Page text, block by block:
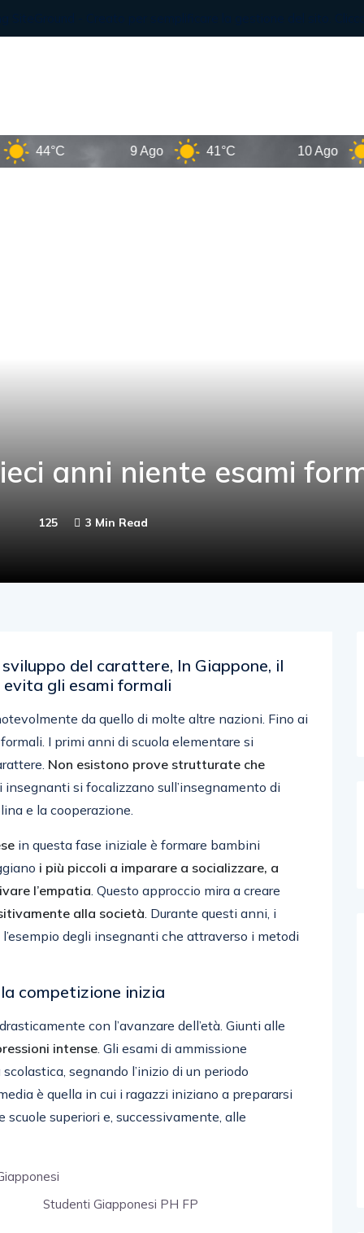
41°C 10 Ago
anni niente esami
125 3 Min Read
del carattere, In Giappone, il
gli esami formali
da quello di molte altre nazioni. Fino ai
I primi anni di scuola elementare si
Non esistono prove strutturate che
insegnanti si focalizzano sull’insegnamento di
e la cooperazione.
in questa fase iniziale è formare bambini
i più piccoli a imparare a socializzare, a
l’empatia. Questo approccio mira a creare
alla società. Durante questi anni, i
degli insegnanti che attraverso i metodi
competizione inizia
con l’avanzare dell’età. Giunti alle
intense. Gli esami di ammissione
segnando l’inizio di un periodo
è quella in cui i ragazzi iniziano a prepararsi
superiori e, successivamente, alle
Studenti Giapponesi PH FP